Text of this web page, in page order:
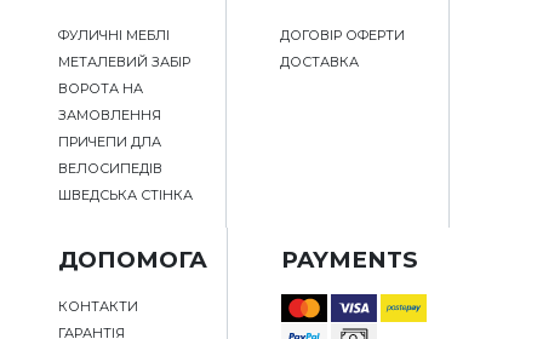
ФУЛИЧНІ МЕБЛІ
МЕТАЛЕВИЙ ЗАБІР
ВОРОТА НА
ЗАМОВЛЕННЯ
ПРИЧЕПИ ДЛА
ВЕЛОСИПЕДІВ
ШВЕДСЬКА СТІНКА
ДОГОВІР ОФЕРТИ
ДОСТАВКА
ДОПОМОГА
КОНТАКТИ
ГАРАНТІЯ
PAYMENTS